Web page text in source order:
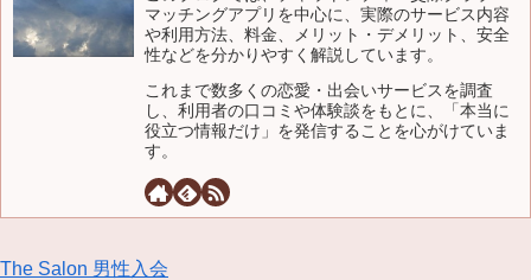
マッチングアプリを中心に、実際のサービス内容
や利用方法、料金、メリット・デメリット、安全
性などを分かりやすく解説しています。
これまで数多くの恋愛・出会いサービスを調査
し、利用者の口コミや体験談をもとに、「本当に
役立つ情報だけ」を発信することを心がけていま
す。
The Salon 男性入会